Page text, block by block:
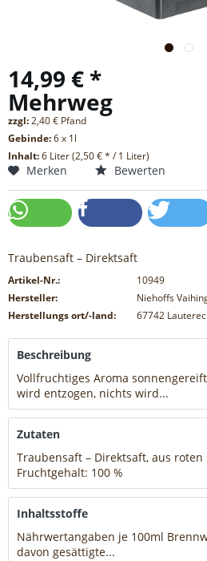
14,99 € *
Mehrweg
zzgl:2,40 € Pfand
Gebinde:6 x 1l
Inhalt:6 Liter (2,50 € * / 1 Liter)
Merken Bewerten
Traubensaft – Direktsaft
Artikel-Nr.:
10949
Hersteller:
Niehoffs
Herstellungs ort/-land:
67742
Beschreibung
Vollfruchtiges Aroma
wird entzogen, nichts wird...
Zutaten
Traubensaft – Direktsaft, aus
Fruchtgehalt: 100 %
Inhaltsstoffe
Nährwertangaben je 100ml
davon gesättigte...